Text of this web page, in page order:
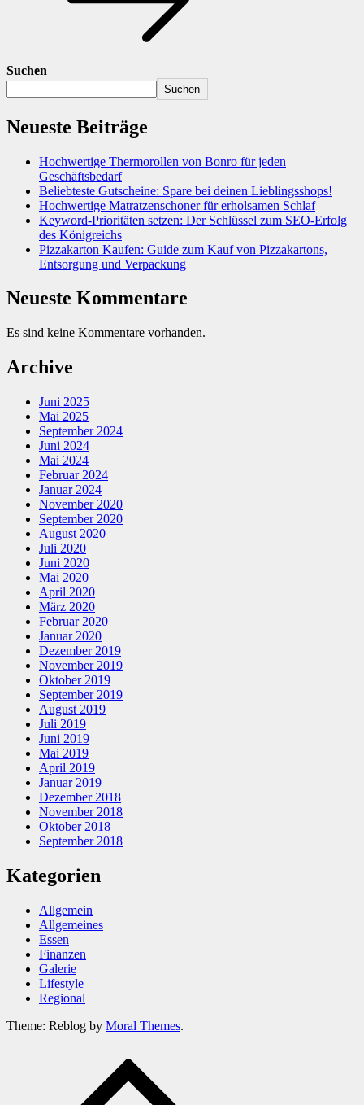
Suchen
Suchen
Neueste Beiträge
Hochwertige Thermorollen von Bonro für jeden
Geschäftsbedarf
Beliebteste Gutscheine: Spare bei deinen Lieblingsshops!
Hochwertige Matratzenschoner für erholsamen Schlaf
Keyword-Prioritäten setzen: Der Schlüssel zum SEO-Erfolg
des Königreichs
Pizzakarton Kaufen: Guide zum Kauf von Pizzakartons,
Entsorgung und Verpackung
Neueste Kommentare
Es sind keine Kommentare vorhanden.
Archive
Juni 2025
Mai 2025
September 2024
Juni 2024
Mai 2024
Februar 2024
Januar 2024
November 2020
September 2020
August 2020
Juli 2020
Juni 2020
Mai 2020
April 2020
März 2020
Februar 2020
Januar 2020
Dezember 2019
November 2019
Oktober 2019
September 2019
August 2019
Juli 2019
Juni 2019
Mai 2019
April 2019
Januar 2019
Dezember 2018
November 2018
Oktober 2018
September 2018
Kategorien
Allgemein
Allgemeines
Essen
Finanzen
Galerie
Lifestyle
Regional
Theme: Reblog by Moral Themes.